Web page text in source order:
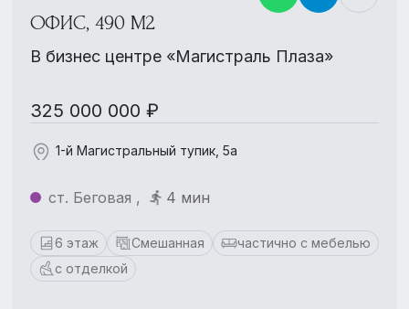
ОФИС, 490 М2
В бизнес центре «Магистраль Плаза»
325 000 000 ₽
1-й Магистральный тупик, 5а
ст. Беговая , 4 мин
6 этаж Смешанная
частично с мебелью
с отделкой